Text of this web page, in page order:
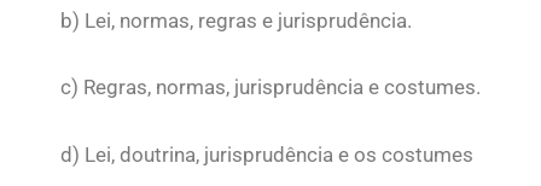
b) Lei, normas, regras e jurisprudência.
c) Regras, normas, jurisprudência e costumes.
d) Lei, doutrina, jurisprudência e os costumes